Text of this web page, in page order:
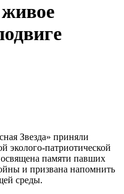
Звезда» приняли
эколого-патриотической
памяти павших
и призвана напомнить
среды.